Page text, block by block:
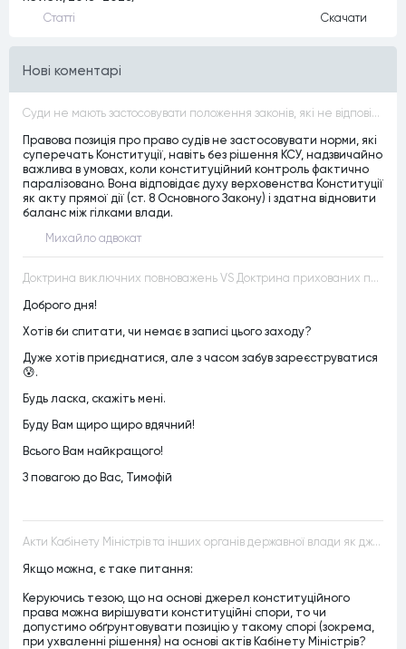
Статтi Скачати
Нові коментарі
Суди не мають застосовувати положення законів, які не відповідають Конституції, незалежно від того, чи визнавалися вони Конституційним Судом України неконституційними, тобто закони, що суперечать Конституції України не можуть застосовуватися навіть у випадках, коли вони є чинними
Правова позиція про право судів не застосовувати норми, які
суперечать Конституції, навіть без рішення КСУ, надзвичайно
важлива в умовах, коли конституційний контроль фактично
паралізовано. Вона відповідає духу верховенства Конституції
як акту прямої дії (ст. 8 Основного Закону) і здатна відновити
баланс між гілками влади.
Михайло адвокат
Доктрина виключних повноважень VS Доктрина прихованих повноважень
Доброго дня!
Хотів би спитати, чи немає в записі цього заходу?
Дуже хотів приєднатися, але з часом забув зареєструватися
😰.
Будь ласка, скажіть мені.
Буду Вам щиро щиро вдячний!
Всього Вам найкращого!
З повагою до Вас, Тимофій
Акти Кабінету Міністрів та інших органів державної влади як джерела конституційного права
Якщо можна, є таке питання:
Керуючись тезою, що на основі джерел конституційного
права можна вирішувати конституційні спори, то чи
допустимо обґрунтовувати позицію у такому спорі (зокрема,
при ухваленні рішення) на основі актів Кабінету Міністрів?